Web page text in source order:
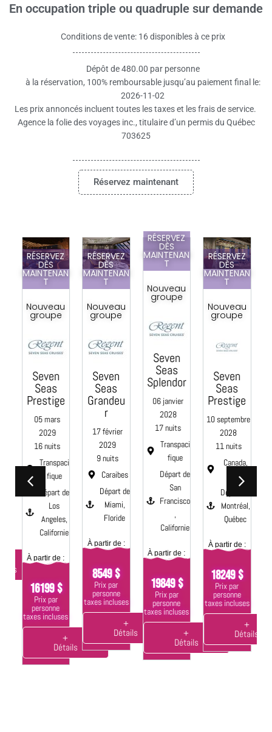
En occupation triple ou quadruple sur demande
Conditions de vente: 16 disponibles à ce prix
Dépôt de 480.00 par personne
à la réservation, 100% remboursable jusqu’au paiement final le:
2026-11-02
Les prix annoncés incluent toutes les taxes et les frais de service.
Agence la folie des voyages inc., titulaire d’un permis du Québec
703625
Réservez maintenant
RÉSERVEZ
DÈS
MAINTENAN
T
Nouveau
groupe
Seven
Seas
Prestige
05 mars
2029
16 nuits
Transpaci
fique
Départ de
Los
Angeles,
Californie
À partir de :
16199 $
Prix par
personne
taxes incluses
+
Détails
RÉSERVEZ
DÈS
MAINTENAN
T
Nouveau
groupe
Seven
Seas
Grandeu
r
17 février
2029
9 nuits
Caraibes
Départ de
Miami,
Floride
À partir de :
8549 $
Prix par
personne
taxes incluses
+
Détails
RÉSERVEZ
DÈS
MAINTENAN
T
Nouveau
groupe
Seven
Seas
Splendor
06 janvier
2028
17 nuits
Transpaci
fique
Départ de
San
Francisco
,
Californie
À partir de :
19849 $
Prix par
personne
taxes incluses
+
Détails
RÉSERVEZ
DÈS
MAINTENAN
T
Nouveau
groupe
Seven
Seas
Prestige
10 septembre
2028
11 nuits
Canada,
Maine
Départ de
Montréal,
Québec
À partir de :
18249 $
Prix par
personne
taxes incluses
+
Détails